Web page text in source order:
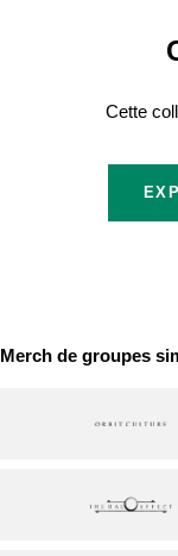
Cette
Merch de groupes